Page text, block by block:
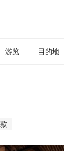
游览 目的地